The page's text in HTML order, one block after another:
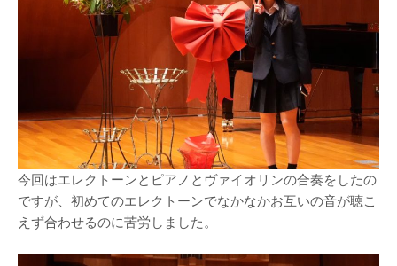
今回はエレクトーンとピアノとヴァイオリンの合奏をしたの
ですが、初めてのエレクトーンでなかなかお互いの音が聴こ
えず合わせるのに苦労しました。